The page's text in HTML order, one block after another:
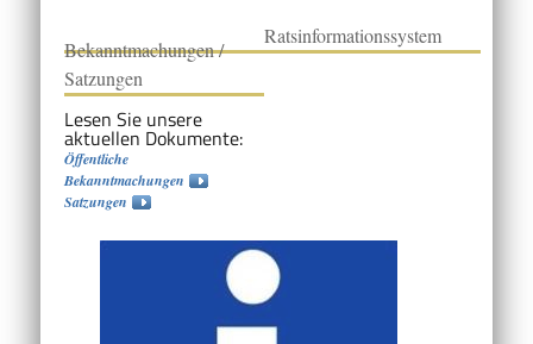
Bekanntmachungen /
Satzungen
Lesen Sie unsere
aktuellen Dokumente:
Öffentliche
Bekanntmachungen
Satzungen
Ratsinformationssystem